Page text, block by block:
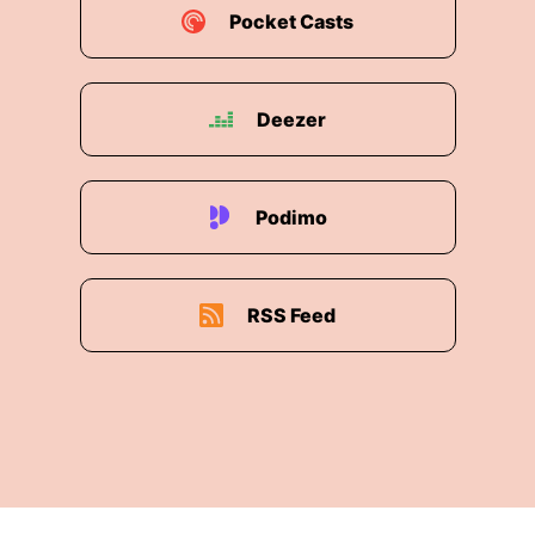
00:02:03: Ja, so mit dem lustigen Teil anfangs
00:02:08: Es ist also wirklich soweit.
00:02:10: Eine KI hat einen Mensch angestellt,
nicht selber überprüft haben.
00:02:15: aber zumindestens wenn man einem
Bericht von NBC News glaubt den verlinken wir
euch gerne auch an den Show Notes und dem
Start-up die das ganze initiiert haben.
00:02:32: Ach
Pocket Casts
Deezer
Podimo
RSS Feed